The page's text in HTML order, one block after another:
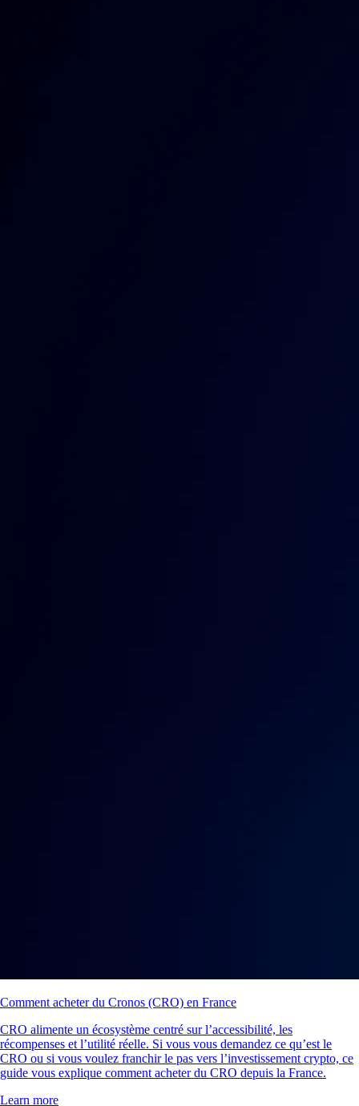
Comment acheter du Cronos (CRO) en France
CRO alimente un écosystème centré sur l’accessibilité, les
récompenses et l’utilité réelle. Si vous vous demandez ce qu’est le
CRO ou si vous voulez franchir le pas vers l’investissement crypto, ce
guide vous explique comment acheter du CRO depuis la France.
Learn more